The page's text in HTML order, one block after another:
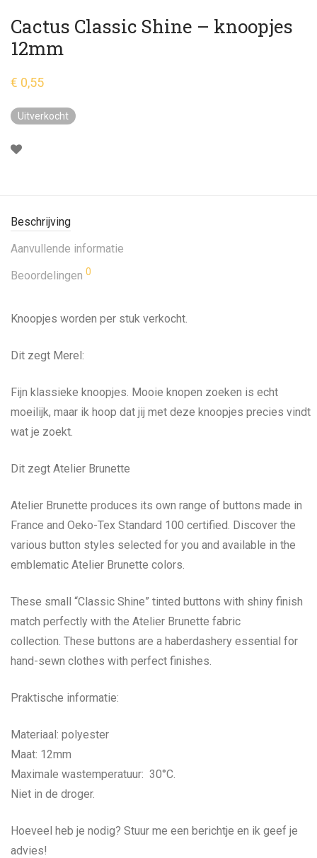
Cactus Classic Shine – knoopjes
12mm
€ 0,55
Uitverkocht
Beschrijving
Aanvullende informatie
Beoordelingen 0
Knoopjes worden per stuk verkocht.
Dit zegt Merel:
Fijn klassieke knoopjes. Mooie knopen zoeken is echt
moeilijk, maar ik hoop dat jij met deze knoopjes precies vindt
wat je zoekt.
Dit zegt Atelier Brunette
Atelier Brunette produces its own range of buttons made in
France and Oeko-Tex Standard 100 certified. Discover the
various button styles selected for you and available in the
emblematic Atelier Brunette colors.
These small “Classic Shine” tinted buttons with shiny finish
match perfectly with the Atelier Brunette fabric
collection. These buttons are a haberdashery essential for
hand-sewn clothes with perfect finishes.
Praktische informatie:
Materiaal: polyester
Maat: 12mm
Maximale wastemperatuur: 30°C.
Niet in de droger.
Hoeveel heb je nodig? Stuur me een berichtje en ik geef je
advies!